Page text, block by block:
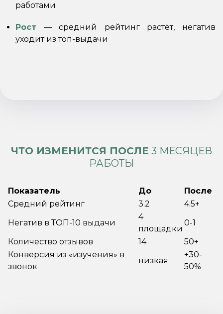
работами
Рост — средний рейтинг растёт, негатив
уходит из топ-выдачи
ЧТО ИЗМЕНИТСЯ ПОСЛЕ 3 МЕСЯЦЕВ
РАБОТЫ
Показатель До
После
Средний рейтинг
3.2
4.5+
Негатив в ТОП-10 выдачи
4
площадки
0-1
Количество отзывов
14
50+
Конверсия из «изучения» в
звонок
низкая
+30-
50%